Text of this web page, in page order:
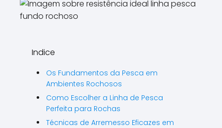
Indice
Os Fundamentos da Pesca em
Ambientes Rochosos
Como Escolher a Linha de Pesca
Perfeita para Rochas
Técnicas de Arremesso Eficazes em